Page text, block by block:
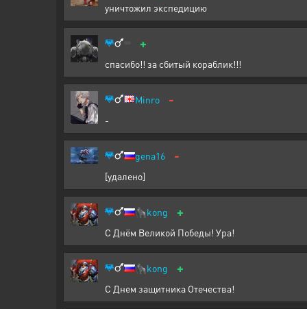
уничтожил экспедицию
+
спасибо!! за сбитый кораблик!!!
Minro -
-
gena16 -
[удалено]
🦍kong +
С Днём Великой Победы! Ура!
🦍kong +
С Днем защитника Отечества!